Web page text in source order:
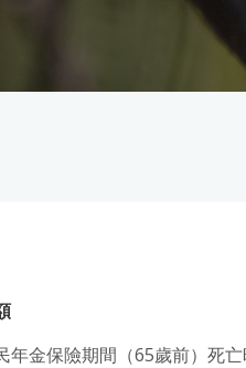
年金保險期間（65歲前）死